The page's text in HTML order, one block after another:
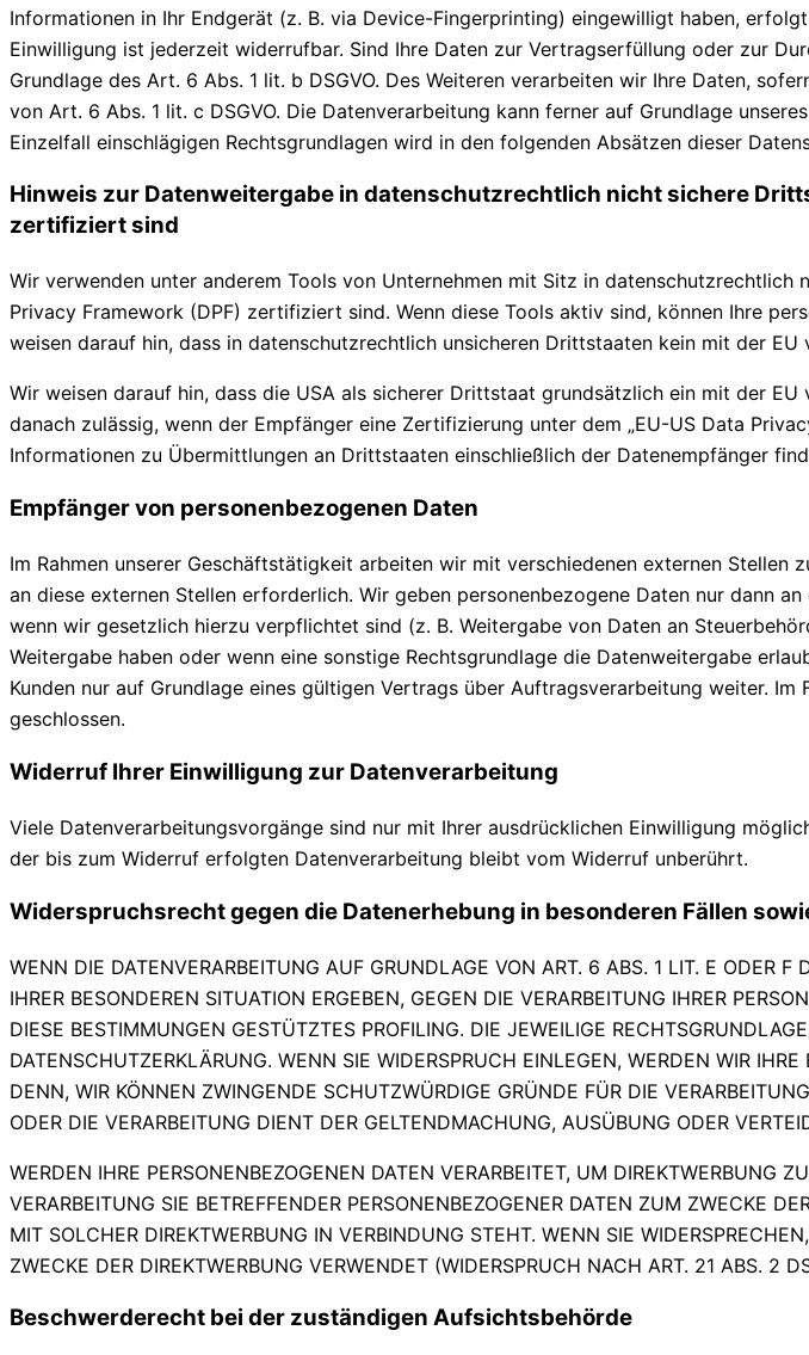
Informationen in Ihr Endgerät (z. B. via Device-Fingerprinting) eingewilligt haben,
Einwilligung ist jederzeit widerrufbar. Sind Ihre Daten zur Vertragserfüllung oder zur
Grundlage des Art. 6 Abs. 1 lit. b DSGVO. Des Weiteren verarbeiten wir Ihre Daten,
von Art. 6 Abs. 1 lit. c DSGVO. Die Datenverarbeitung kann ferner auf Grundlage
Einzelfall einschlägigen Rechtsgrundlagen wird in den folgenden Absätzen dieser
Hinweis zur Datenweitergabe in datenschutzrechtlich nicht sichere
zertifiziert sind
Wir verwenden unter anderem Tools von Unternehmen mit Sitz in
Privacy Framework (DPF) zertifiziert sind. Wenn diese Tools aktiv sind, können Ihre
weisen darauf hin, dass in datenschutzrechtlich unsicheren Drittstaaten kein mit der
Wir weisen darauf hin, dass die USA als sicherer Drittstaat grundsätzlich ein mit der
danach zulässig, wenn der Empfänger eine Zertifizierung unter dem „EU-US Data
Informationen zu Übermittlungen an Drittstaaten einschließlich der Datenempfänger
Empfänger von personenbezogenen Daten
Im Rahmen unserer Geschäftstätigkeit arbeiten wir mit verschiedenen externen
an diese externen Stellen erforderlich. Wir geben personenbezogene Daten nur dann
wenn wir gesetzlich hierzu verpflichtet sind (z. B. Weitergabe von Daten an
Weitergabe haben oder wenn eine sonstige Rechtsgrundlage die Datenweitergabe
Kunden nur auf Grundlage eines gültigen Vertrags über Auftragsverarbeitung weiter.
geschlossen.
Widerruf Ihrer Einwilligung zur Datenverarbeitung
Viele Datenverarbeitungsvorgänge sind nur mit Ihrer ausdrücklichen Einwilligung
der bis zum Widerruf erfolgten Datenverarbeitung bleibt vom Widerruf unberührt.
Widerspruchsrecht gegen die Datenerhebung in besonderen Fällen
WENN DIE DATENVERARBEITUNG AUF GRUNDLAGE VON ART. 6 ABS. 1 LIT. E ODER
IHRER BESONDEREN SITUATION ERGEBEN, GEGEN DIE VERARBEITUNG IHRER
DIESE BESTIMMUNGEN GESTÜTZTES PROFILING. DIE JEWEILIGE
DATENSCHUTZERKLÄRUNG. WENN SIE WIDERSPRUCH EINLEGEN, WERDEN WIR
DENN, WIR KÖNNEN ZWINGENDE SCHUTZWÜRDIGE GRÜNDE FÜR DIE
ODER DIE VERARBEITUNG DIENT DER GELTENDMACHUNG, AUSÜBUNG ODER
WERDEN IHRE PERSONENBEZOGENEN DATEN VERARBEITET, UM DIREKTWERBUNG
VERARBEITUNG SIE BETREFFENDER PERSONENBEZOGENER DATEN ZUM ZWECKE
MIT SOLCHER DIREKTWERBUNG IN VERBINDUNG STEHT. WENN SIE
ZWECKE DER DIREKTWERBUNG VERWENDET (WIDERSPRUCH NACH ART. 21 ABS. 2
Beschwerde­recht bei der zuständigen Aufsichts­behörde